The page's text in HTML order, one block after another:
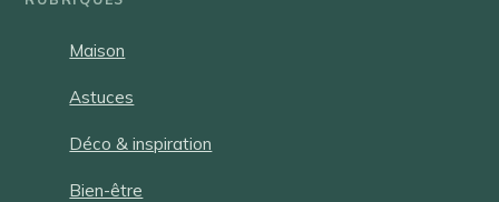
Maison
Astuces
Déco & inspiration
Bien-être